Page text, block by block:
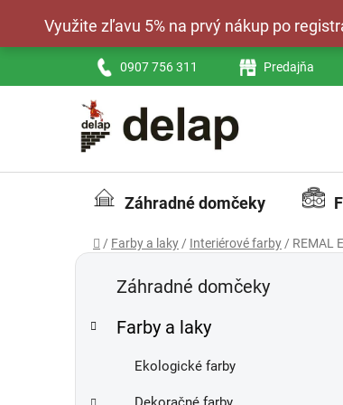
obsah
Využite zľavu 5% na prvý nákup po
0907 756 311 Predajňa
Záhradné domčeky
Domov
/ Farby a laky/ Interiérové farby/ REMAL
B
Preskočiť
kategórie
K
Záhradné domčeky
Farby a laky
Ekologické farby